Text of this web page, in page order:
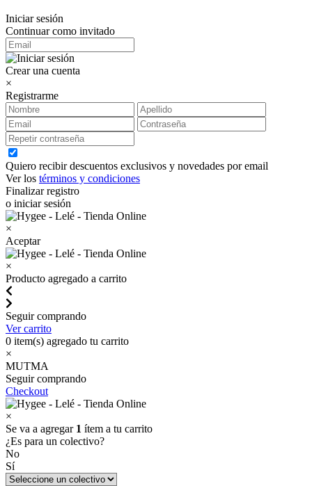
Iniciar sesión
Continuar como invitado
Crear una cuenta
×
Registrarme
Quiero recibir descuentos exclusivos y novedades por email
Ver los términos y condiciones
Finalizar registro
o iniciar sesión
×
Aceptar
×
Producto agregado a carrito
Seguir comprando
Ver carrito
0 item(s) agregado tu carrito
×
MUTMA
Seguir comprando
Checkout
×
Se va a agregar 1 ítem a tu carrito
¿Es para un colectivo?
No
Sí